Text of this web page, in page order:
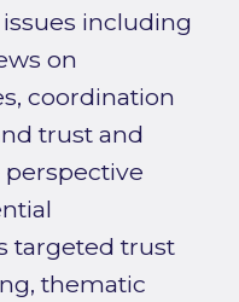
including
on
coordination
trust and
targeted trust
thematic